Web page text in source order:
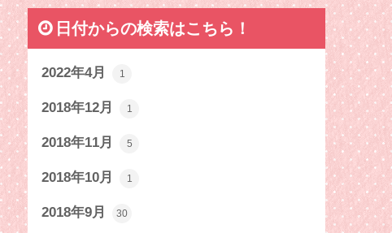
日付からの検索はこちら！
2022年4月 1
2018年12月 1
2018年11月 5
2018年10月 1
2018年9月 30